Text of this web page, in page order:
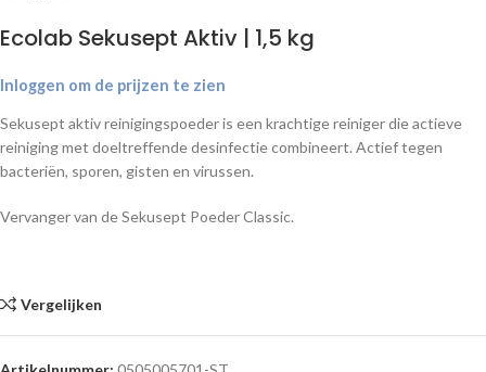
Ecolab Sekusept Aktiv | 1,5 kg
Inloggen om de prijzen te zien
Sekusept aktiv reinigingspoeder is een krachtige reiniger die actieve
reiniging met doeltreffende desinfectie combineert. Actief tegen
bacteriën, sporen, gisten en virussen.
Vervanger van de Sekusept Poeder Classic.
Vergelijken